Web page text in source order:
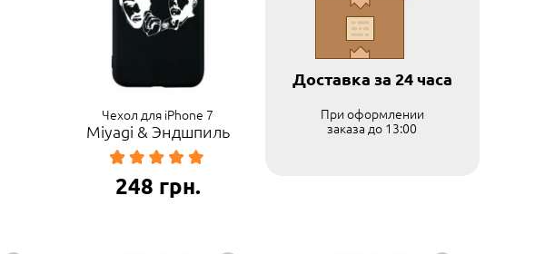
Чехол для iPhone 7
Miyagi & Эндшпиль
248 грн.
Доставка за 24 часа
При оформлении
заказа до 13:00